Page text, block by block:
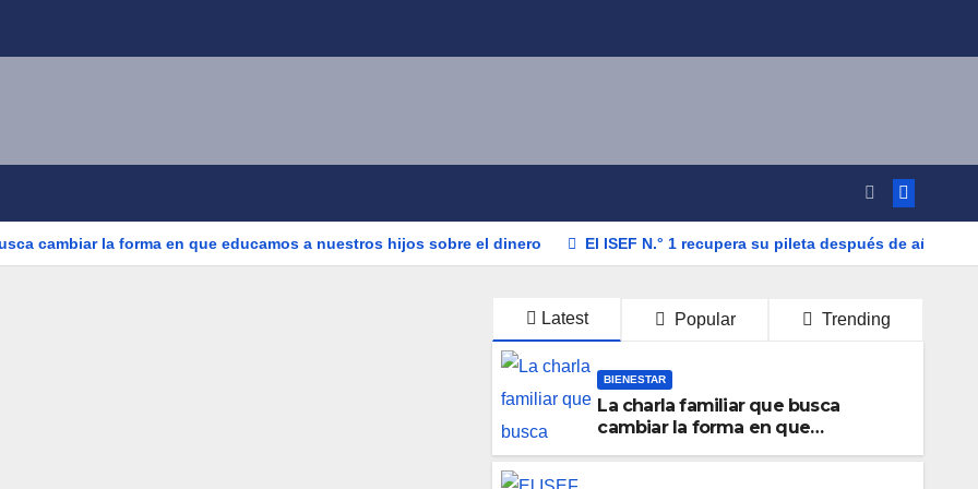
cambiar la forma en que educamos a nuestros hijos sobre el dinero El ISEF N.° 1 recupera su pileta después de años:
Latest Popular Trending
BIENESTAR
La charla familiar que busca
cambiar la forma en que